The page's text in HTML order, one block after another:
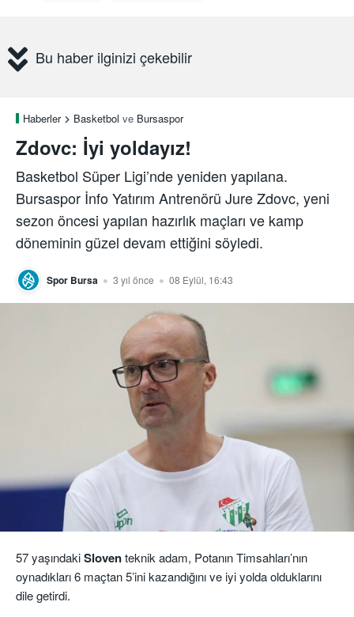
Bu haber ilginizi çekebilir
Haberler Basketbol ve Bursaspor
Zdovc: İyi yoldayız!
Basketbol Süper Ligi’nde yeniden yapılana.
Bursaspor İnfo Yatırım Antrenörü Jure Zdovc, yeni
sezon öncesi yapılan hazırlık maçları ve kamp
döneminin güzel devam ettiğini söyledi.
Spor Bursa 3 yıl önce 08 Eylül, 16:43
57 yaşındakiSloventeknik adam, Potanın Timsahları’nın
oynadıkları 6 maçtan 5’ini kazandığını ve iyi yolda olduklarını
dile getirdi.